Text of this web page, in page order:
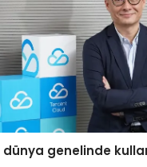
dünya genelinde